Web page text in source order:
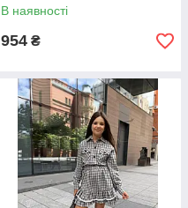
В наявності
954 ₴